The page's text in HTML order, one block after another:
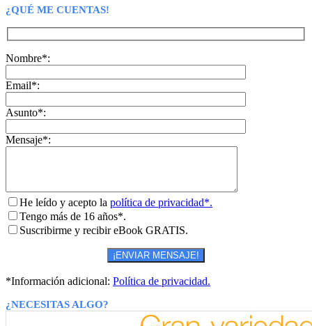
¿QUÉ ME CUENTAS!
Nombre*:
Email*:
Asunto*:
Mensaje*:
He leído y acepto la política de privacidad*.
Tengo más de 16 años*.
Suscribirme y recibir eBook GRATIS.
*Información adicional: Política de privacidad.
¿NECESITAS ALGO?